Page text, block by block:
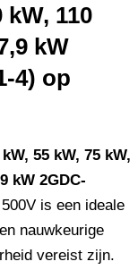
kW, 110
kW
4) op
55 kW, 75 kW,
kW 2GDC-
is een ideale
nauwkeurige
vereist zijn.